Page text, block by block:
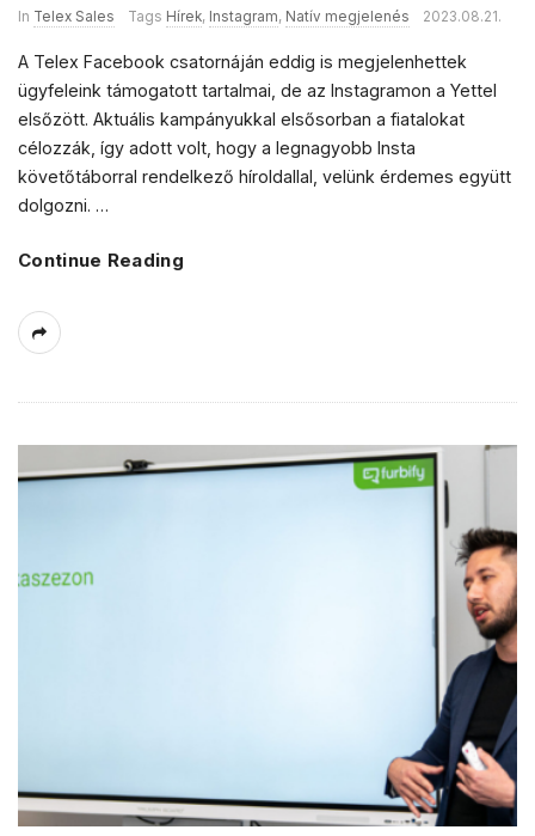
In Telex Sales Tags Hírek, Instagram, Natív megjelenés 2023.08.21.
A Telex Facebook csatornáján eddig is megjelenhettek
ügyfeleink támogatott tartalmai, de az Instagramon a Yettel
elsőzött. Aktuális kampányukkal elsősorban a fiatalokat
célozzák, így adott volt, hogy a legnagyobb Insta
követőtáborral rendelkező híroldallal, velünk érdemes együtt
dolgozni. …
Continue Reading